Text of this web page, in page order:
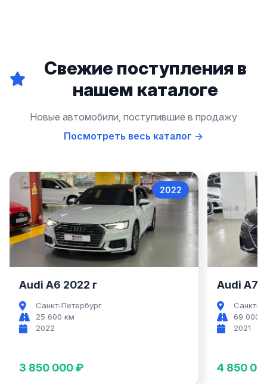
Свежие поступления в
нашем каталоге
Новые автомобили, поступившие в продажу
Посмотреть весь каталог →
Audi A6
2022
Audi A6 2022 г
Санкт-Петербург
25 600 км
2022
3 850 000 ₽
Audi A7
Санкт-
69 000
2021
4 850